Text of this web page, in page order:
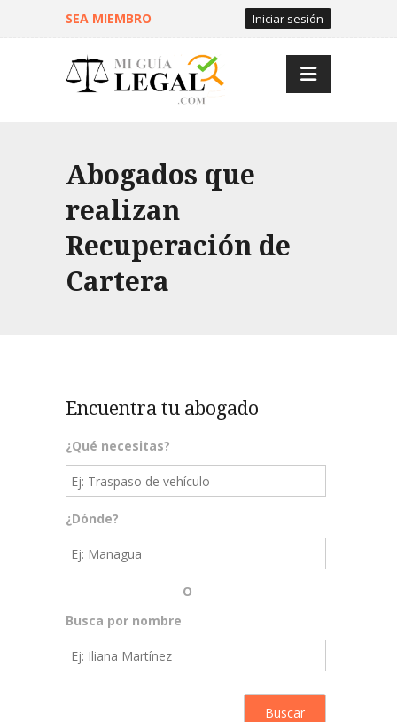
SEA MIEMBRO Iniciar sesión
Abogados que
realizan
Recuperación de
Cartera
Encuentra tu abogado
¿Qué necesitas?
¿Dónde?
O
Busca por nombre